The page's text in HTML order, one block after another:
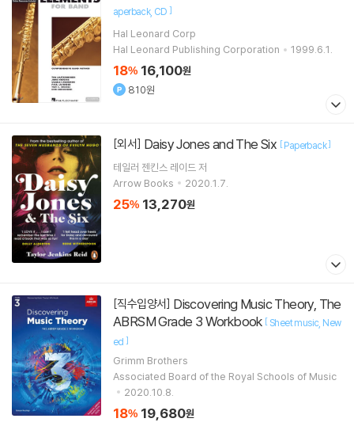
aperback CD ]
Hal Leonard Corp
Hal Leonard Publishing Corporation
1999.6.1.
18% 16,100원
810원
[외서] Daisy Jones and The Six [Paperback]
테일러 젠킨스 레이드 저
Arrow Books
2020.1.7.
25% 13,270원
[직수입양서]
ABRSM Grade 3 Workbook [ Sheet music New
ed ]
Grimm Brothers
Associated Board of the Royal Schools of Music
2020.10.8.
18% 19,680원